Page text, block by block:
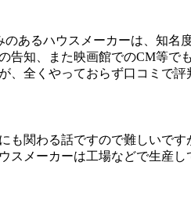
あるハウスメーカーは、知名
告知、また映画館でのCM等で
、全くやっておらず口コミで
も関わる話ですので難しいで
スメーカーは工場などで生産